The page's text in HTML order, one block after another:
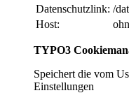
Datenschutzlink: /
Host:
TYPO3
Speichert die vom
Einstellungen